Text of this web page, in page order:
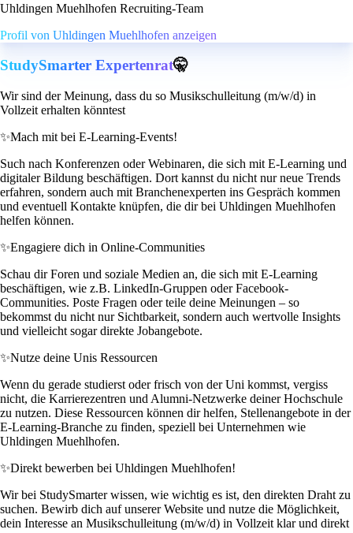
Uhldingen Muehlhofen Recruiting-Team
Profil von Uhldingen Muehlhofen anzeigen
StudySmarter Expertenrat🤫
Wir sind der Meinung, dass du so Musikschulleitung (m/w/d) in
Vollzeit erhalten könntest
✨Mach mit bei E-Learning-Events!
Such nach Konferenzen oder Webinaren, die sich mit E-Learning und
digitaler Bildung beschäftigen. Dort kannst du nicht nur neue Trends
erfahren, sondern auch mit Branchenexperten ins Gespräch kommen
und eventuell Kontakte knüpfen, die dir bei Uhldingen Muehlhofen
helfen können.
✨Engagiere dich in Online-Communities
Schau dir Foren und soziale Medien an, die sich mit E-Learning
beschäftigen, wie z.B. LinkedIn-Gruppen oder Facebook-
Communities. Poste Fragen oder teile deine Meinungen – so
bekommst du nicht nur Sichtbarkeit, sondern auch wertvolle Insights
und vielleicht sogar direkte Jobangebote.
✨Nutze deine Unis Ressourcen
Wenn du gerade studierst oder frisch von der Uni kommst, vergiss
nicht, die Karrierezentren und Alumni-Netzwerke deiner Hochschule
zu nutzen. Diese Ressourcen können dir helfen, Stellenangebote in der
E-Learning-Branche zu finden, speziell bei Unternehmen wie
Uhldingen Muehlhofen.
✨Direkt bewerben bei Uhldingen Muehlhofen!
Wir bei StudySmarter wissen, wie wichtig es ist, den direkten Draht zu
suchen. Bewirb dich auf unserer Website und nutze die Möglichkeit,
dein Interesse an Musikschulleitung (m/w/d) in Vollzeit klar und direkt